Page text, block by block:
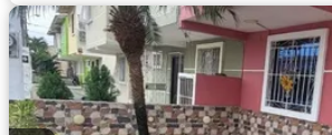
Garita de guardianía
Internet Jardín
Seguridad
Wifi Parcialmente amoblado